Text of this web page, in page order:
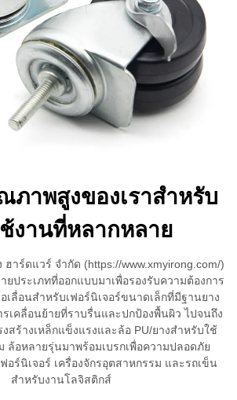
ภาพสูงของเราสำหรับ
งานที่หลากหลาย
าร์ดแวร์ จำกัด (https://www.xmyirong.com/)
ยประเภทที่ออกแบบมาเพื่อรองรับความต้องการ
เลื่อนสำหรับเฟอร์นิเจอร์ขนาดเล็กที่มีฐานยาง
เคลื่อนย้ายที่ราบรื่นและปกป้องพื้นผิว ไปจนถึง
ร้างเหล็กแข็งแรงและล้อ PU/ยางสำหรับใช้
ล้อหลายรุ่นมาพร้อมเบรกเพื่อความปลอดภัย
อร์นิเจอร์ เครื่องจักรอุตสาหกรรม และรถเข็น
สำหรับงานโลจิสติกส์